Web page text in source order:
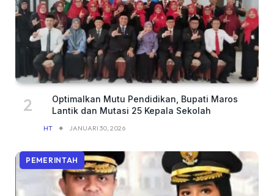
Optimalkan Mutu Pendidikan, Bupati Maros
Lantik dan Mutasi 25 Kepala Sekolah
HT JANUARI 30, 2026
PEMERINTAH